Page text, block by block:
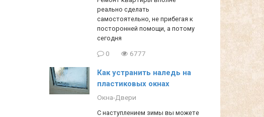
реально сделать
самостоятельно, не прибегая к
посторонней помощи, а потому
сегодня
0 6777
Как устранить наледь на
пластиковых окнах
Окна-Двери
С наступлением зимы вы можете